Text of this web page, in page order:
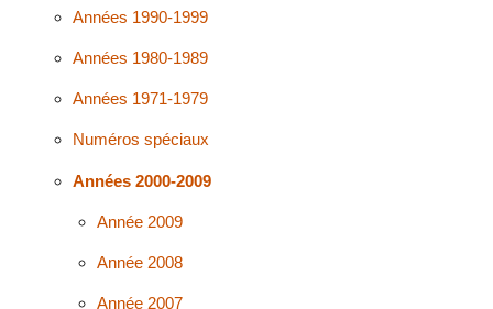
Années 1990-1999
Années 1980-1989
Années 1971-1979
Numéros spéciaux
Années 2000-2009
Année 2009
Année 2008
Année 2007